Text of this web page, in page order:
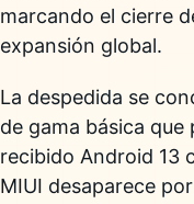
marcando el cierre
expansión global.
La despedida se
de gama básica
recibido Android 13
MIUI desaparece